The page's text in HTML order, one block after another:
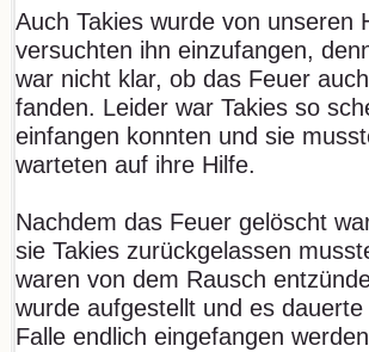
Auch Takies wurde von unseren
versuchten ihn einzufangen,
war nicht klar, ob das Feuer
fanden. Leider war Takies so
einfangen konnten und sie
warteten auf ihre Hilfe.
Nachdem das Feuer gelöscht
sie Takies zurückgelassen
waren von dem Rausch
wurde aufgestellt und es
Falle endlich eingefangen